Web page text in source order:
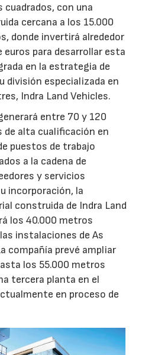
cuadrados, con una
cercana a los 15.000
donde invertirá alrededor
euros para desarrollar esta
en la estrategia de
división especializada en
Indra Land Vehicles.
entre 70 y 120
de alta cualificación en
puestos de trabajo
a la cadena de
y servicios
incorporación, la
construida de Indra Land
los 40.000 metros
instalaciones de As
compañía prevé ampliar
los 55.000 metros
tercera planta en el
en proceso de